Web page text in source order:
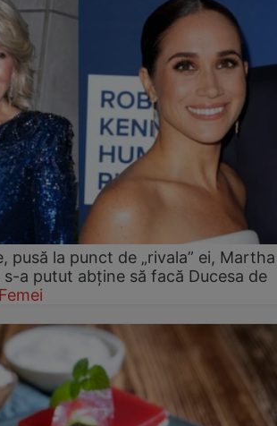
pusă la punct de „rivala” ei, Martha
a putut abține să facă Ducesa de